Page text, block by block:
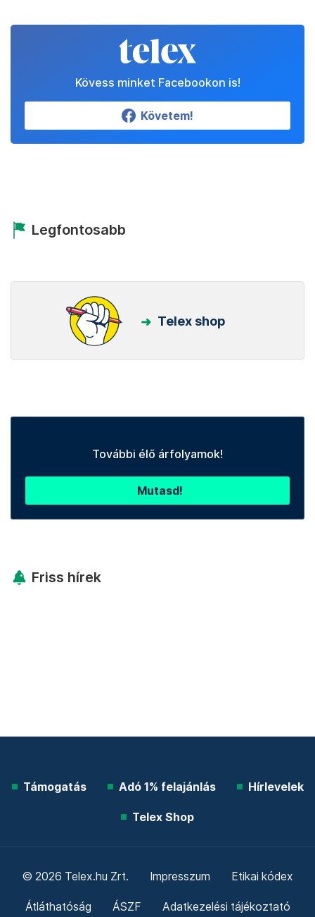
Kövess minket Facebookon is!
Követem!
Legfontosabb
Telex shop
További élő árfolyamok!
Mutasd!
Friss hírek
Támogatás Adó 1% felajánlás Hírlevelek
Telex Shop
© 2026 Telex.hu Zrt. Impresszum Etikai kódex
Átláthatóság ÁSZF Adatkezelési tájékoztató